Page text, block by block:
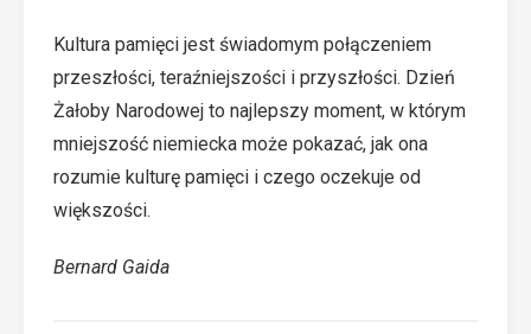
Kultura pamięci jest świadomym połączeniem
przeszłości, teraźniejszości i przyszłości. Dzień
Żałoby Narodowej to najlepszy moment, w którym
mniejszość niemiecka może pokazać, jak ona
rozumie kulturę pamięci i czego oczekuje od
większości.
Bernard Gaida